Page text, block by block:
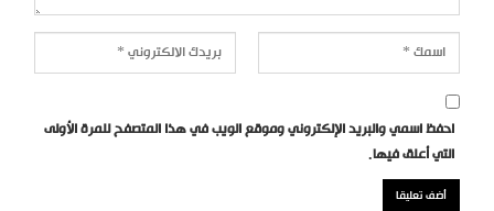
احفظ اسمي والبريد الإلكتروني وموقع الويب في هذا المتصفح للمرة الأولى
التي أعلق فيها.